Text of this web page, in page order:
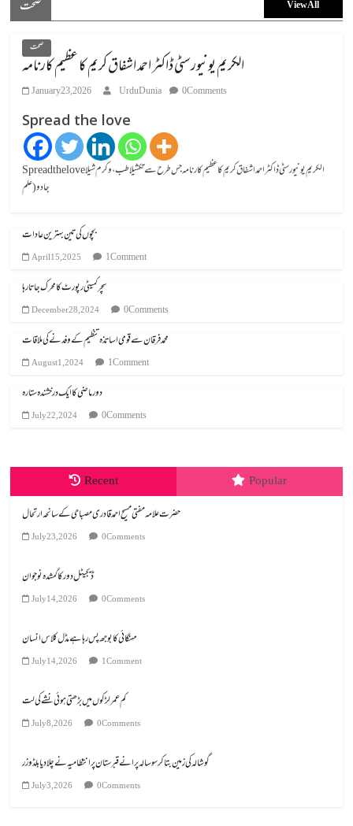
صحت View All
صحت
الکریم یونیورسٹی ڈاکٹر احمد اشفاق کریم کا عظیم کارنامہ
January 23, 2026 UrduDunia 0 Comments
Spread the love
Spread the loveالکریم یونیورسٹی ڈاکٹر احمد اشفاق کریم کا عظیم کارنامہ جس طرح سے تکشیلا طب، وکرم شیلا
جادو (علم
بچوں کی تین بہترین عادات
April 15, 2025 1 Comment
سچر کمیٹی رپورٹ کا محرک جاتا رہا
December 28, 2024 0 Comments
محمد فرقان سے قومی اساتذہ تنظیم کے وفد نے کی ملاقات
August 1, 2024 1 Comment
دور ماضی کا ایک درخشندہ ستارہ
July 22, 2024 0 Comments
Recent Popular
July 23, 2026 0 Comments
ڈیجیٹل دور کا گمشدہ نوجوان
July 14, 2026 0 Comments
مہنگائی کا بوجھ پس رہا ہے مڈل کلاس انسان
July 14, 2026 1 Comment
کم عمر لڑکوں میں بڑھتی ہوئی نشے کی لت
July 8, 2026 0 Comments
گوشالہ کی زمین بتا کر سوسالہ پرانے قبرستان پر انتظامیہ نے چلا دیا بلڈوزر
July 3, 2026 0 Comments